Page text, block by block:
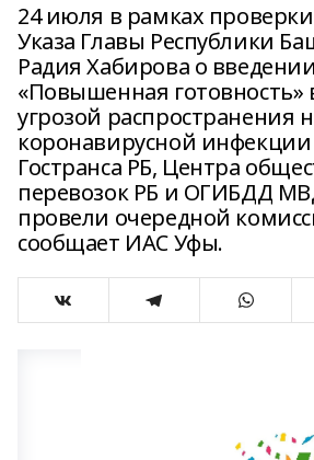
24 июля в рамках
Указа Главы Республики
Радия Хабирова о
«Повышенная готовность»
угрозой распространения
коронавирусной
Гостранса РБ, Центра
перевозок РБ и ОГИБДД
провели очередной
сообщает ИАС Уфы.